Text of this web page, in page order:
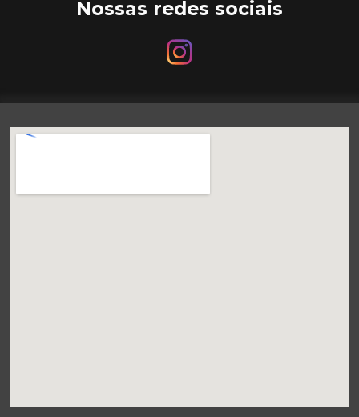
Nossas redes sociais